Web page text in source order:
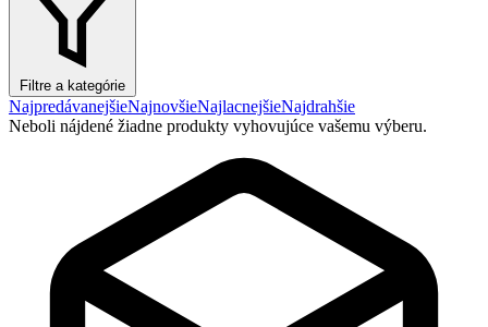
Filtre a kategórie
NajpredávanejšieNajnovšieNajlacnejšieNajdrahšie
Neboli nájdené žiadne produkty vyhovujúce vašemu výberu.